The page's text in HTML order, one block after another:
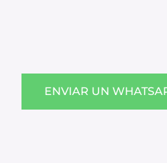
ENVIAR UN